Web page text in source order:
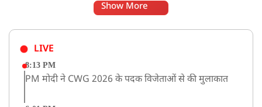
Show More
LIVE
8:13 PM
PM मोदी ने CWG 2026 के पदक विजेताओं से की मुलाकात